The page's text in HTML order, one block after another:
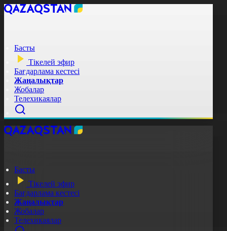
Басты
Тікелей эфир
Бағдарлама кестесі
Жаңалықтар
Жобалар
Телехикаялар
Басты
Тікелей эфир
Бағдарлама кестесі
Жаңалықтар
Жобалар
Телехикаялар